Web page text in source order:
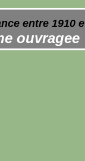
entre 1910
ouvragee